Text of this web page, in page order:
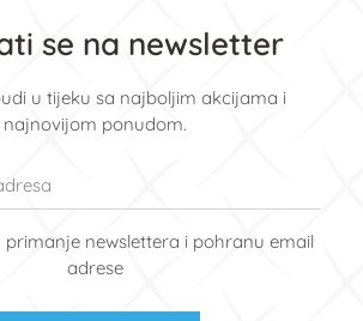
se na newsletter
u tijeku sa najboljim akcijama i
najnovijom ponudom.
newslettera i pohranu email
adrese